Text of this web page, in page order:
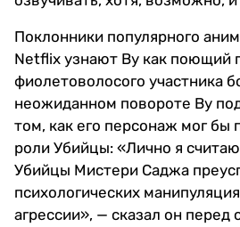
Поклонники популярного
Netflix узнают Ву как поющий
фиолетоволосого участника
неожиданном повороте Ву
том, как его персонаж мог бы
роли Убийцы: «Лично я
Убийцы Мистери Саджа
психологических
агрессии», — сказал он перед